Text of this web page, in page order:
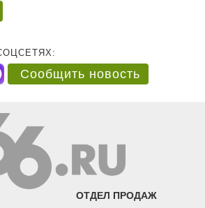
Сообщить новость
ОТДЕЛ ПРОДАЖ